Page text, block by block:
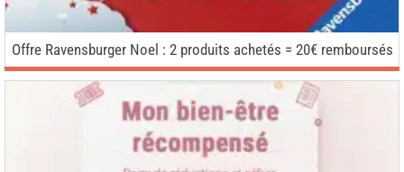
Offre Ravensburger Noel : 2 produits achetés = 20€ remboursés